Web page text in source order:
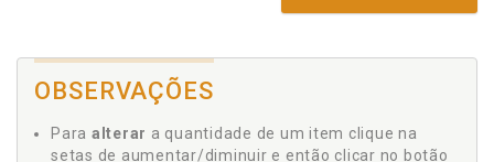
OBSERVAÇÕES
Para alterar a quantidade de um item clique na
setas de aumentar/diminuir e então clicar no botão